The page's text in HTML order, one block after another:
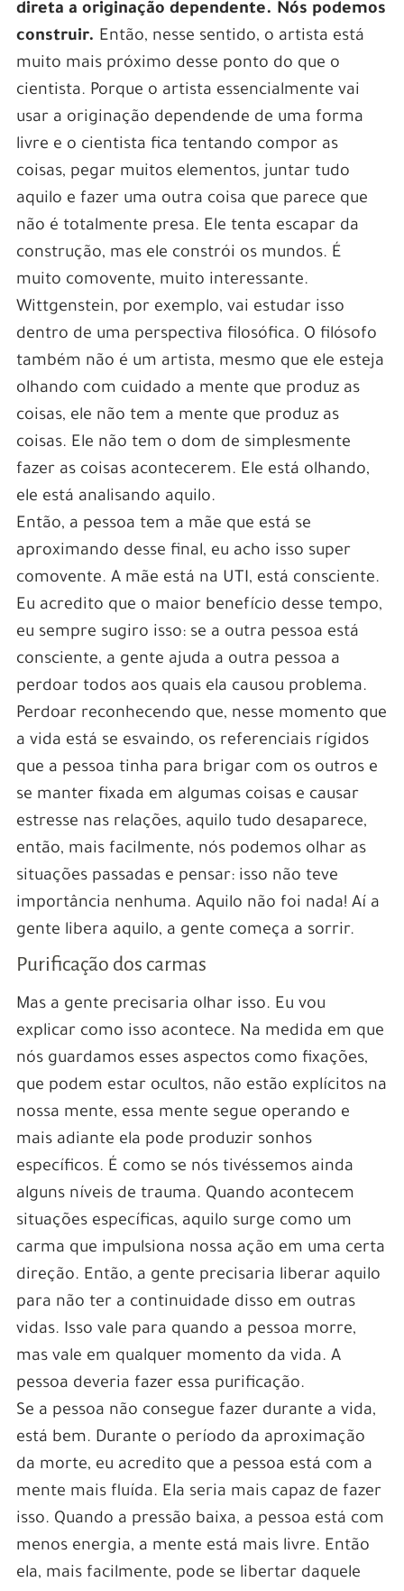
direta a originação dependente. Nós podemos
construir. Então, nesse sentido, o artista está
muito mais próximo desse ponto do que o
cientista. Porque o artista essencialmente vai
usar a originação dependende de uma forma
livre e o cientista fica tentando compor as
coisas, pegar muitos elementos, juntar tudo
aquilo e fazer uma outra coisa que parece que
não é totalmente presa. Ele tenta escapar da
construção, mas ele constrói os mundos. É
muito comovente, muito interessante.
Wittgenstein, por exemplo, vai estudar isso
dentro de uma perspectiva filosófica. O filósofo
também não é um artista, mesmo que ele esteja
olhando com cuidado a mente que produz as
coisas, ele não tem a mente que produz as
coisas. Ele não tem o dom de simplesmente
fazer as coisas acontecerem. Ele está olhando,
ele está analisando aquilo.
Então, a pessoa tem a mãe que está se
aproximando desse final, eu acho isso super
comovente. A mãe está na UTI, está consciente.
Eu acredito que o maior benefício desse tempo,
eu sempre sugiro isso: se a outra pessoa está
consciente, a gente ajuda a outra pessoa a
perdoar todos aos quais ela causou problema.
Perdoar reconhecendo que, nesse momento que
a vida está se esvaindo, os referenciais rígidos
que a pessoa tinha para brigar com os outros e
se manter fixada em algumas coisas e causar
estresse nas relações, aquilo tudo desaparece,
então, mais facilmente, nós podemos olhar as
situações passadas e pensar: isso não teve
importância nenhuma. Aquilo não foi nada! Aí a
gente libera aquilo, a gente começa a sorrir.
Purificação dos carmas
Mas a gente precisaria olhar isso. Eu vou
explicar como isso acontece. Na medida em que
nós guardamos esses aspectos como fixações,
que podem estar ocultos, não estão explícitos na
nossa mente, essa mente segue operando e
mais adiante ela pode produzir sonhos
específicos. É como se nós tivéssemos ainda
alguns níveis de trauma. Quando acontecem
situações específicas, aquilo surge como um
carma que impulsiona nossa ação em uma certa
direção. Então, a gente precisaria liberar aquilo
para não ter a continuidade disso em outras
vidas. Isso vale para quando a pessoa morre,
mas vale em qualquer momento da vida. A
pessoa deveria fazer essa purificação.
Se a pessoa não consegue fazer durante a vida,
está bem. Durante o período da aproximação
da morte, eu acredito que a pessoa está com a
mente mais fluída. Ela seria mais capaz de fazer
isso. Quando a pressão baixa, a pessoa está com
menos energia, a mente está mais livre. Então
ela, mais facilmente, pode se libertar daquele